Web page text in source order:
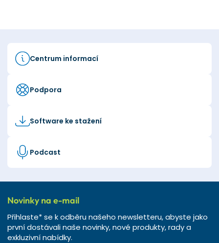
Centrum informací
Podpora
Software ke stažení
Podcast
Novinky na e-mail
Přihlaste* se k odběru našeho newsletteru, abyste jako
první dostávali naše novinky, nové produkty, rady a
exkluzivní nabídky.